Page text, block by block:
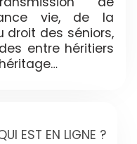
vie, de la
droit des séniors,
entre héritiers
EST EN LIGNE ?